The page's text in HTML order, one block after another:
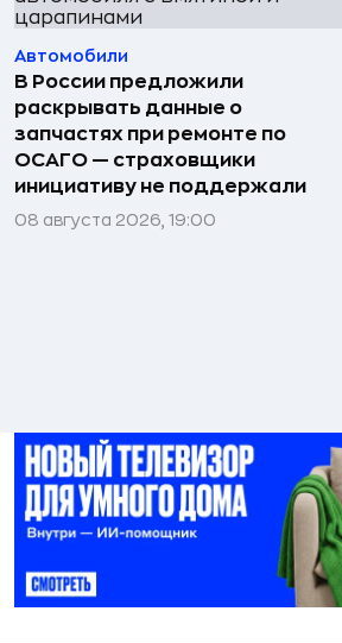
Автомобили
В России предложили
раскрывать данные о
запчастях при ремонте по
ОСАГО — страховщики
инициативу не поддержали
08 августа 2026, 19:00